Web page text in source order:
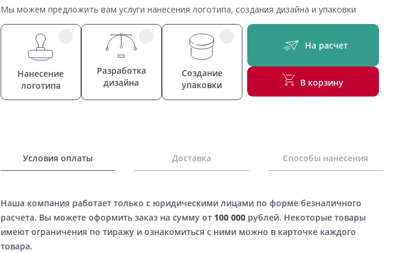
Мы можем предложить вам услуги нанесения логотипа, создания дизайна и упаковки
Нанесение
логотипа
Разработка
дизайна
Создание
упаковки
На расчет
В корзину
Условия оплаты Доставка Способы нанесения
Наша компания работает только с юридическими лицами по форме безналичного
расчета. Вы можете оформить заказ на сумму от 100 000рублей. Некоторые товары
имеют ограничения по тиражу и ознакомиться с ними можно в карточке каждого
товара.